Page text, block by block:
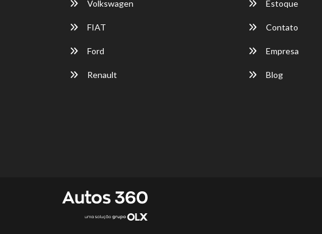
Volkswagen
FIAT
Ford
Renault
Estoque
Contato
Empresa
Blog